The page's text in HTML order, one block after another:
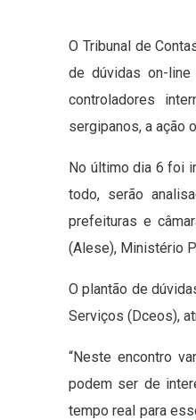
O Tribunal de
de dúvidas on-line
controladores
sergipanos, a ação
No último dia 6 foi
todo, serão
prefeituras e
(Alese), Ministério
O plantão de
Serviços (Dceos),
“Neste encontro
podem ser de
tempo real para